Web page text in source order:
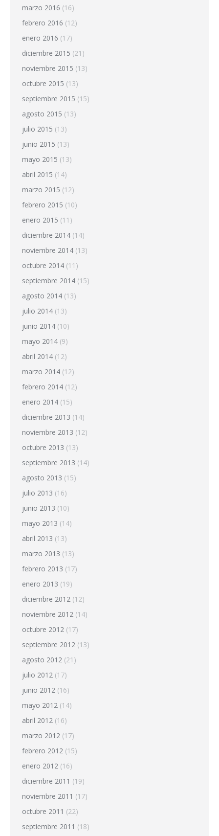
marzo 2016 (16)
febrero 2016 (12)
enero 2016 (17)
diciembre 2015 (21)
noviembre 2015 (13)
octubre 2015 (13)
septiembre 2015 (15)
agosto 2015 (13)
julio 2015 (13)
junio 2015 (13)
mayo 2015 (13)
abril 2015 (14)
marzo 2015 (12)
febrero 2015 (10)
enero 2015 (11)
diciembre 2014 (14)
noviembre 2014 (13)
octubre 2014 (11)
septiembre 2014 (15)
agosto 2014 (13)
julio 2014 (13)
junio 2014 (10)
mayo 2014 (9)
abril 2014 (12)
marzo 2014 (12)
febrero 2014 (12)
enero 2014 (15)
diciembre 2013 (14)
noviembre 2013 (12)
octubre 2013 (13)
septiembre 2013 (14)
agosto 2013 (15)
julio 2013 (16)
junio 2013 (10)
mayo 2013 (14)
abril 2013 (13)
marzo 2013 (13)
febrero 2013 (17)
enero 2013 (19)
diciembre 2012 (12)
noviembre 2012 (14)
octubre 2012 (17)
septiembre 2012 (13)
agosto 2012 (21)
julio 2012 (17)
junio 2012 (16)
mayo 2012 (14)
abril 2012 (16)
marzo 2012 (17)
febrero 2012 (15)
enero 2012 (16)
diciembre 2011 (19)
noviembre 2011 (17)
octubre 2011 (22)
septiembre 2011 (18)